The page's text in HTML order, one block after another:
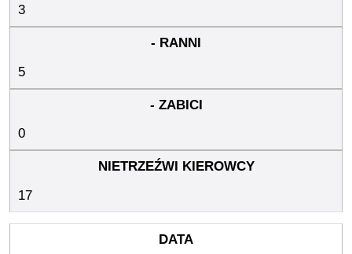
3
5
0
17